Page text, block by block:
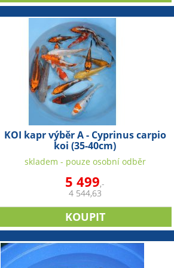
KOI kapr výběr A - Cyprinus carpio
koi (35-40cm)
skladem - pouze osobní odběr
5 499,-
4 544,63